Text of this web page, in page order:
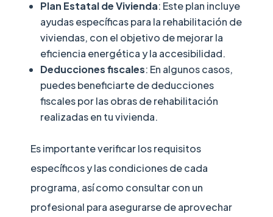
Plan Estatal de Vivienda: Este plan incluye
ayudas específicas para la rehabilitación de
viviendas, con el objetivo de mejorar la
eficiencia energética y la accesibilidad.
Deducciones fiscales: En algunos casos,
puedes beneficiarte de deducciones
fiscales por las obras de rehabilitación
realizadas en tu vivienda.
Es importante verificar los requisitos
específicos y las condiciones de cada
programa, así como consultar con un
profesional para asegurarse de aprovechar